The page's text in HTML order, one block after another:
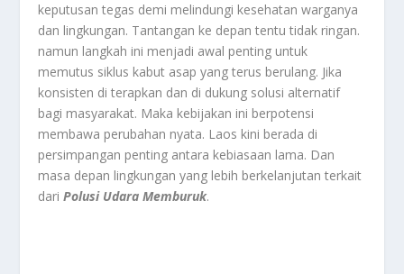
keputusan tegas demi melindungi kesehatan warganya
dan lingkungan. Tantangan ke depan tentu tidak ringan.
namun langkah ini menjadi awal penting untuk
memutus siklus kabut asap yang terus berulang. Jika
konsisten di terapkan dan di dukung solusi alternatif
bagi masyarakat. Maka kebijakan ini berpotensi
membawa perubahan nyata. Laos kini berada di
persimpangan penting antara kebiasaan lama. Dan
masa depan lingkungan yang lebih berkelanjutan terkait
dariPolusi Udara Memburuk.